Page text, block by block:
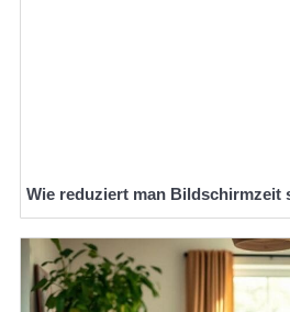
Wie reduziert man Bildschirmzeit